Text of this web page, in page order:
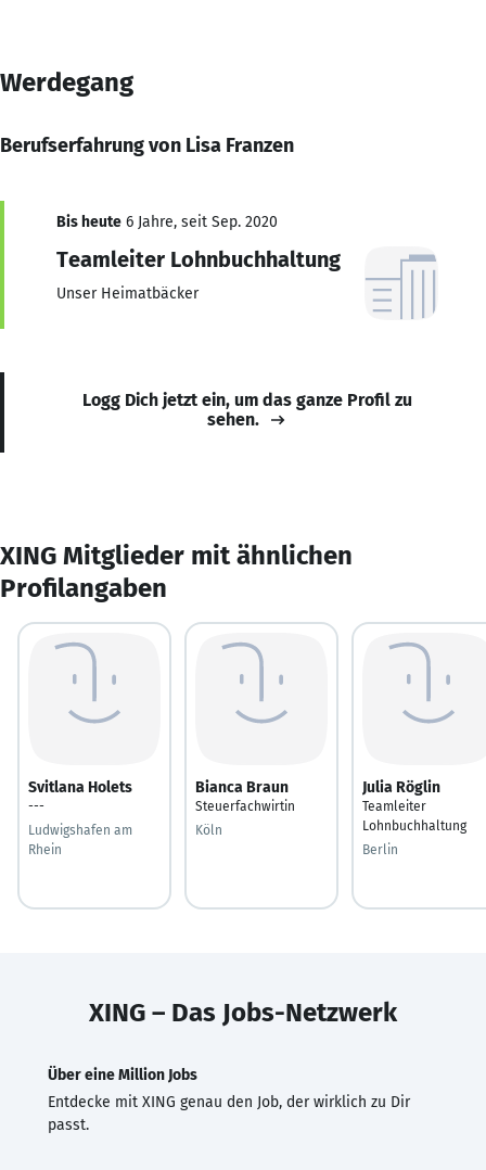
Werdegang
Berufserfahrung von Lisa Franzen
Bis heute 6 Jahre, seit Sep. 2020
Teamleiter Lohnbuchhaltung
Unser Heimatbäcker
Logg Dich jetzt ein, um das ganze Profil zu
sehen.
XING Mitglieder mit ähnlichen
Profilangaben
Svitlana Holets
---
Ludwigshafen am
Rhein
Bianca Braun
Steuerfachwirtin
Köln
Julia Röglin
Teamleiter
Lohnbuchhaltung
Berlin
XING – Das Jobs-Netzwerk
Über eine Million Jobs
Entdecke mit XING genau den Job, der wirklich zu Dir
passt.